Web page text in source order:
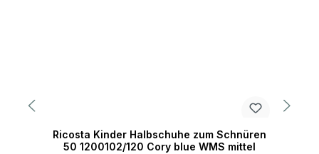
Ricosta Kinder Halbschuhe zum Schnüren
50 1200102/120 Cory blue WMS mittel